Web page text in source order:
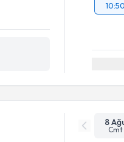
10:50
8
Cmt